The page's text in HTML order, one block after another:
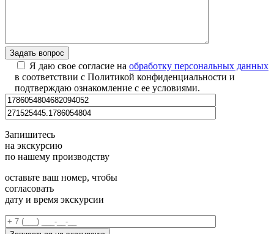
Я даю свое согласие на обработку персональных данных
в соответствии с Политикой конфиденциальности и
подтверждаю ознакомление с ее условиями.
Запишитесь
на экскурсию
по нашему производству
оставьте ваш номер, чтобы
согласовать
дату и время экскурсии